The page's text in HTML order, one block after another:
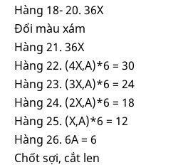
Hàng 18- 20. 36X
Đổi màu xám
Hàng 21. 36X
Hàng 22. (4X,A)*6 = 30
Hàng 23. (3X,A)*6 = 24
Hàng 24. (2X,A)*6 = 18
Hàng 25. (X,A)*6 = 12
Hàng 26. 6A = 6
Chốt sợi, cắt len